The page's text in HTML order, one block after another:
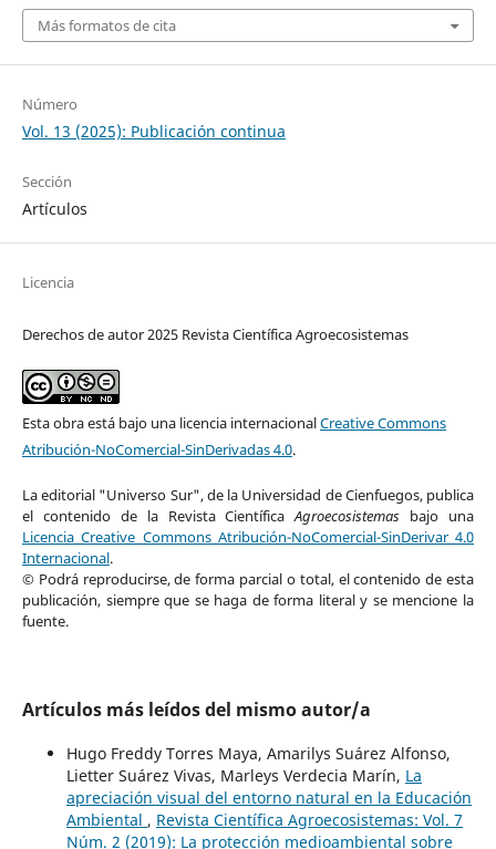
Más formatos de cita
Número
Vol. 13 (2025): Publicación continua
Sección
Artículos
Licencia
Derechos de autor 2025 Revista Científica Agroecosistemas
Esta obra está bajo una licencia internacionalCreative Commons
Atribución-NoComercial-SinDerivadas 4.0.
La editorial "Universo Sur", de la Universidad de Cienfuegos, publica
el contenido de la Revista Científica Agroecosistemas bajo una
Licencia Creative Commons Atribución-NoComercial-SinDerivar 4.0
Internacional.
© Podrá reproducirse, de forma parcial o total, el contenido de esta
publicación, siempre que se haga de forma literal y se mencione la
fuente.
Artículos más leídos del mismo autor/a
Hugo Freddy Torres Maya, Amarilys Suárez Alfonso,
Lietter Suárez Vivas, Marleys Verdecia Marín, La
apreciación visual del entorno natural en la Educación
Ambiental , Revista Científica Agroecosistemas: Vol. 7
Núm. 2 (2019): La protección medioambiental sobre